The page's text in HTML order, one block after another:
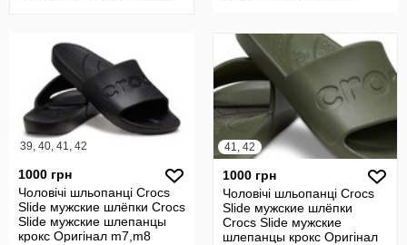
39, 40, 41, 42
1000 грн
Чоловічі шльопанці Crocs
Slide мужские шлёпки Crocs
Slide мужские шлепанцы
крокс Оригінал m7,m8
41, 42
1000 грн
Чоловічі шльопанці Crocs
Slide мужские шлёпки
Crocs Slide мужские
шлепанцы крокс Оригінал